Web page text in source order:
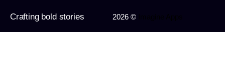
Crafting bold stories 2026 ©